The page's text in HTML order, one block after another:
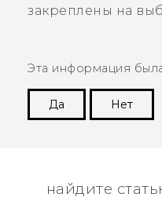
закреплены на
Эта информация
Да
Нет
найдите